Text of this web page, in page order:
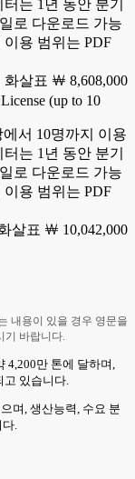
는 1년 동안 분기
로 다운로드 가능
용 범위는 PDF
￦ 8,608,000
(up to 10
서 10명까지 이용
는 1년 동안 분기
로 다운로드 가능
용 범위는 PDF
￦ 10,042,000
내용이 있을 경우 영문을
기 바랍니다.
4,200만 톤에 달하며,
고 있습니다.
며, 생산능력, 수요 분
다.